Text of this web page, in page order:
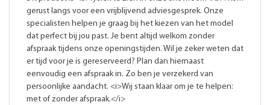
gerust langs voor een vrijblijvend adviesgesprek. Onze
specialisten helpen je graag bij het kiezen van het model
dat perfect bij jou past. Je bent altijd welkom zonder
afspraak tijdens onze openingstijden. Wil je zeker weten dat
er tijd voor je is gereserveerd? Plan dan hiernaast
eenvoudig een afspraak in. Zo ben je verzekerd van
persoonlijke aandacht. <i>Wij staan klaar om je te helpen:
met of zonder afspraak.</i>